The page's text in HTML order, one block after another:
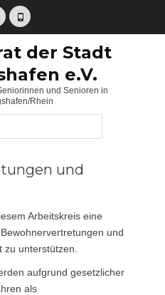
Telefon
der Stadt
e.V.
und Senioren in
Rhein
und
Arbeitskreis eine
und
zu unterstützen.
aufgrund gesetzlicher
als